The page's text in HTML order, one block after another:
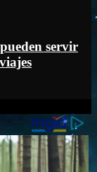
servir